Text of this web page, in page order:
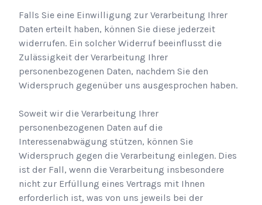
Falls Sie eine Einwilligung zur Verarbeitung Ihrer
Daten erteilt haben, können Sie diese jederzeit
widerrufen. Ein solcher Widerruf beeinflusst die
Zulässigkeit der Verarbeitung Ihrer
personenbezogenen Daten, nachdem Sie den
Widerspruch gegenüber uns ausgesprochen haben.
Soweit wir die Verarbeitung Ihrer
personenbezogenen Daten auf die
Interessenabwägung stützen, können Sie
Widerspruch gegen die Verarbeitung einlegen. Dies
ist der Fall, wenn die Verarbeitung insbesondere
nicht zur Erfüllung eines Vertrags mit Ihnen
erforderlich ist, was von uns jeweils bei der